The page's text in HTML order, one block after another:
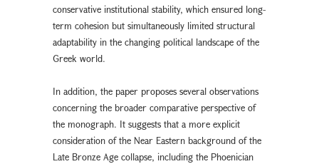
conservative institutional stability, which ensured long-
term cohesion but simultaneously limited structural
adaptability in the changing political landscape of the
Greek world.
In addition, the paper proposes several observations
concerning the broader comparative perspective of
the monograph. It suggests that a more explicit
consideration of the Near Eastern background of the
Late Bronze Age collapse, including the Phoenician